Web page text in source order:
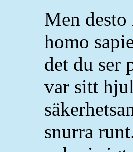
Men
homo
det du ser
var sitt
snurra